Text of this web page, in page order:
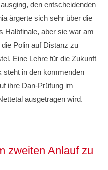
den entscheidenden
ärgerte sich sehr über die
Halbfinale, aber sie war am
Polin auf Distanz zu
Eine Lehre für die Zukunft
steht in den kommenden
ihre Dan-Prüfung im
ausgetragen wird.
zweiten Anlauf zu